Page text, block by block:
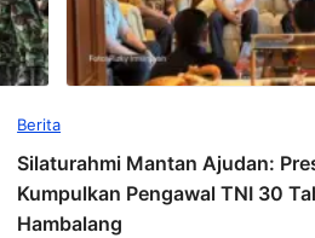
Berita
Silaturahmi Mantan Ajudan:
Kumpulkan Pengawal TNI 30
Hambalang